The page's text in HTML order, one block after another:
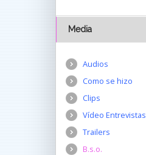
Media
Audios
Como se hizo
Clips
Vídeo Entrevistas
Trailers
B.s.o.